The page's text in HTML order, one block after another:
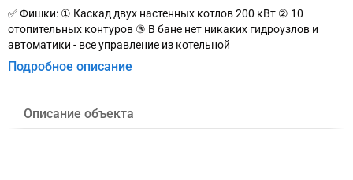
✅ Фишки: ① Каскад двух настенных котлов 200 кВт ② 10
отопительных контуров ③ В бане нет никаких гидроузлов и
автоматики - все управление из котельной
Подробное описание
Описание объекта